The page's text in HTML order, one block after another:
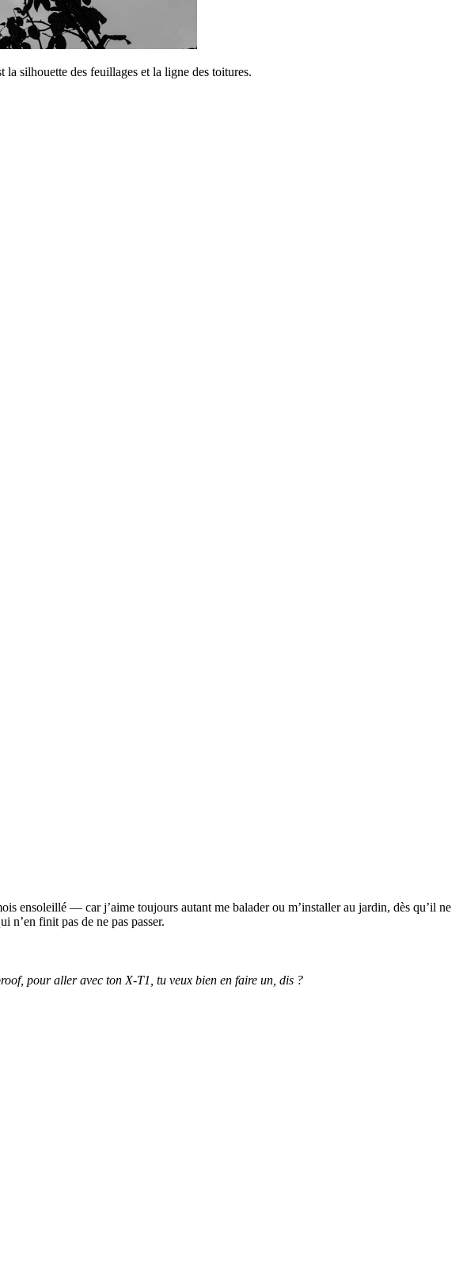
silhouette des feuillages et la ligne des toitures.
ensoleillé — car j’aime toujours autant me balader ou m’installer au jardin, dès qu’il ne
n’en finit pas de ne pas passer.
pour aller avec ton X-T1, tu veux bien en faire un, dis ?